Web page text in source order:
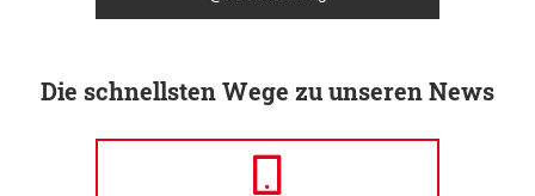
Die schnellsten Wege zu unseren News